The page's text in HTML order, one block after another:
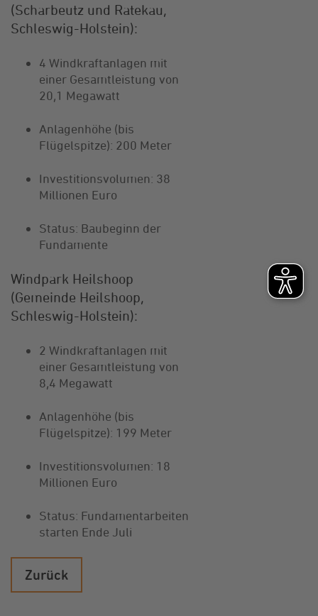
(Scharbeutz und Ratekau,
Schleswig-Holstein):
4 Windkraftanlagen mit
einer Gesamtleistung von
20,1 Megawatt
Anlagenhöhe (bis
Flügelspitze): 200 Meter
Investitionsvolumen: 38
Millionen Euro
Status: Baubeginn der
Fundamente
Windpark Heilshoop
(Gemeinde Heilshoop,
Schleswig-Holstein):
2 Windkraftanlagen mit
einer Gesamtleistung von
8,4 Megawatt
Anlagenhöhe (bis
Flügelspitze): 199 Meter
Investitionsvolumen: 18
Millionen Euro
Status: Fundamentarbeiten
starten Ende Juli
Zurück